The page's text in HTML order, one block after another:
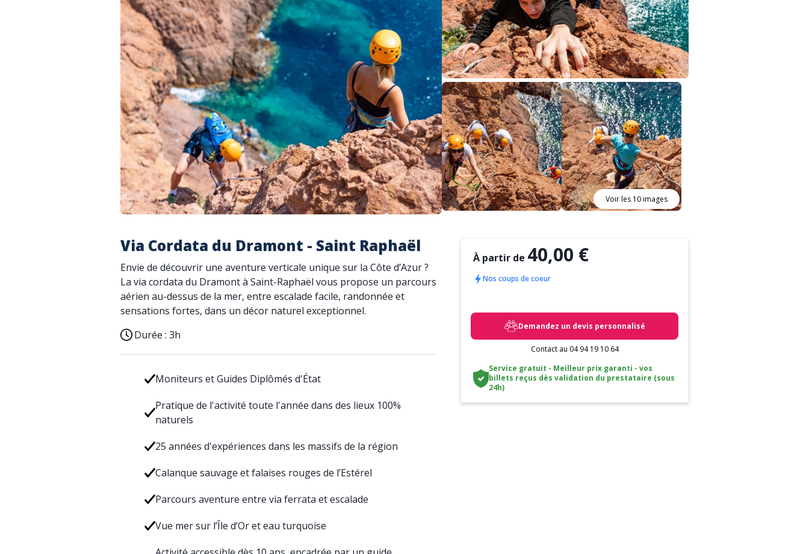
Voir les 10 images
Via Cordata du Dramont - Saint Raphaël
Envie de découvrir une aventure verticale unique sur la Côte d’Azur ?
La via cordata du Dramont à Saint-Raphaël vous propose un parcours
aérien au-dessus de la mer, entre escalade facile, randonnée et
sensations fortes, dans un décor naturel exceptionnel.
Durée : 3h
Moniteurs et Guides Diplômés d'État
Pratique de l'activité toute l'année dans des lieux 100%
naturels
25 années d'expériences dans les massifs de la région
Calanque sauvage et falaises rouges de l’Estérel
Parcours aventure entre via ferrata et escalade
Vue mer sur l’Île d’Or et eau turquoise
À partir de 40,00 €
Nos coups de coeur
Demandez un devis personnalisé
Contact au 04 94 19 10 64
Service gratuit - Meilleur prix garanti - vos
billets reçus dès validation du prestataire (sous
24h)